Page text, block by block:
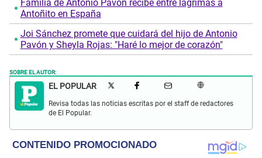
Familia de Antonio Pavón recibe entre lágrimas a
Antoñito en España
Joi Sánchez promete que cuidará del hijo de Antonio
Pavón y Sheyla Rojas: "Haré lo mejor de corazón"
SOBRE EL AUTOR:
EL POPULAR
Revisa todas las noticias escritas por el staff de redactores
de El Popular.